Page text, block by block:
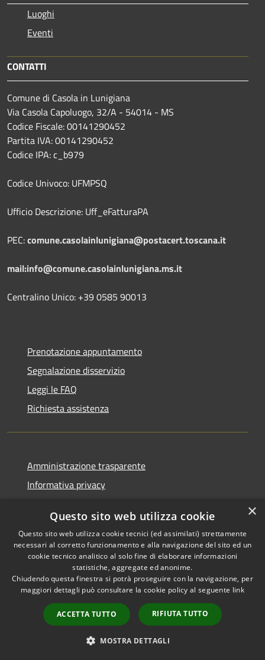
Luoghi
Eventi
CONTATTI
Comune di Casola in Lunigiana
Via Casola Capoluogo, 32/A - 54014 - MS
Codice Fiscale: 00141290452
Partita IVA: 00141290452
Codice IPA: c_b979
Codice Univoco: UFMPSQ
Ufficio Descrizione: Uff_eFatturaPA
PEC:comune.casolainlunigiana@postacert.toscana.it
mail:info@comune.casolainlunigiana.ms.it
Centralino Unico: +39 0585 90013
Prenotazione appuntamento
Segnalazione disservizio
Leggi le FAQ
Richiesta assistenza
Amministrazione trasparente
Informativa privacy
Dichiarazione di accessibilità
RSS
Accessibilità
Copyright © 2026 • Comune di
Casola in Lunigiana • Powered
byMunicipium
Accesso
redazione
×
Questo sito web utilizza cookie
Questo sito web utilizza cookie tecnici (ed assimilati) strettamente
necessari al corretto funzionamento e alla navigazione del sito ed un
cookie tecnico analitico al solo fine di elaborare informazioni
statistiche, aggregate ed anonime.
Chiudendo questa finestra si potrà proseguire con la navigazione, per
maggiori dettagli può consultare la cookie policy al seguente link
ACCETTA TUTTO RIFIUTA TUTTO
MOSTRA DETTAGLI